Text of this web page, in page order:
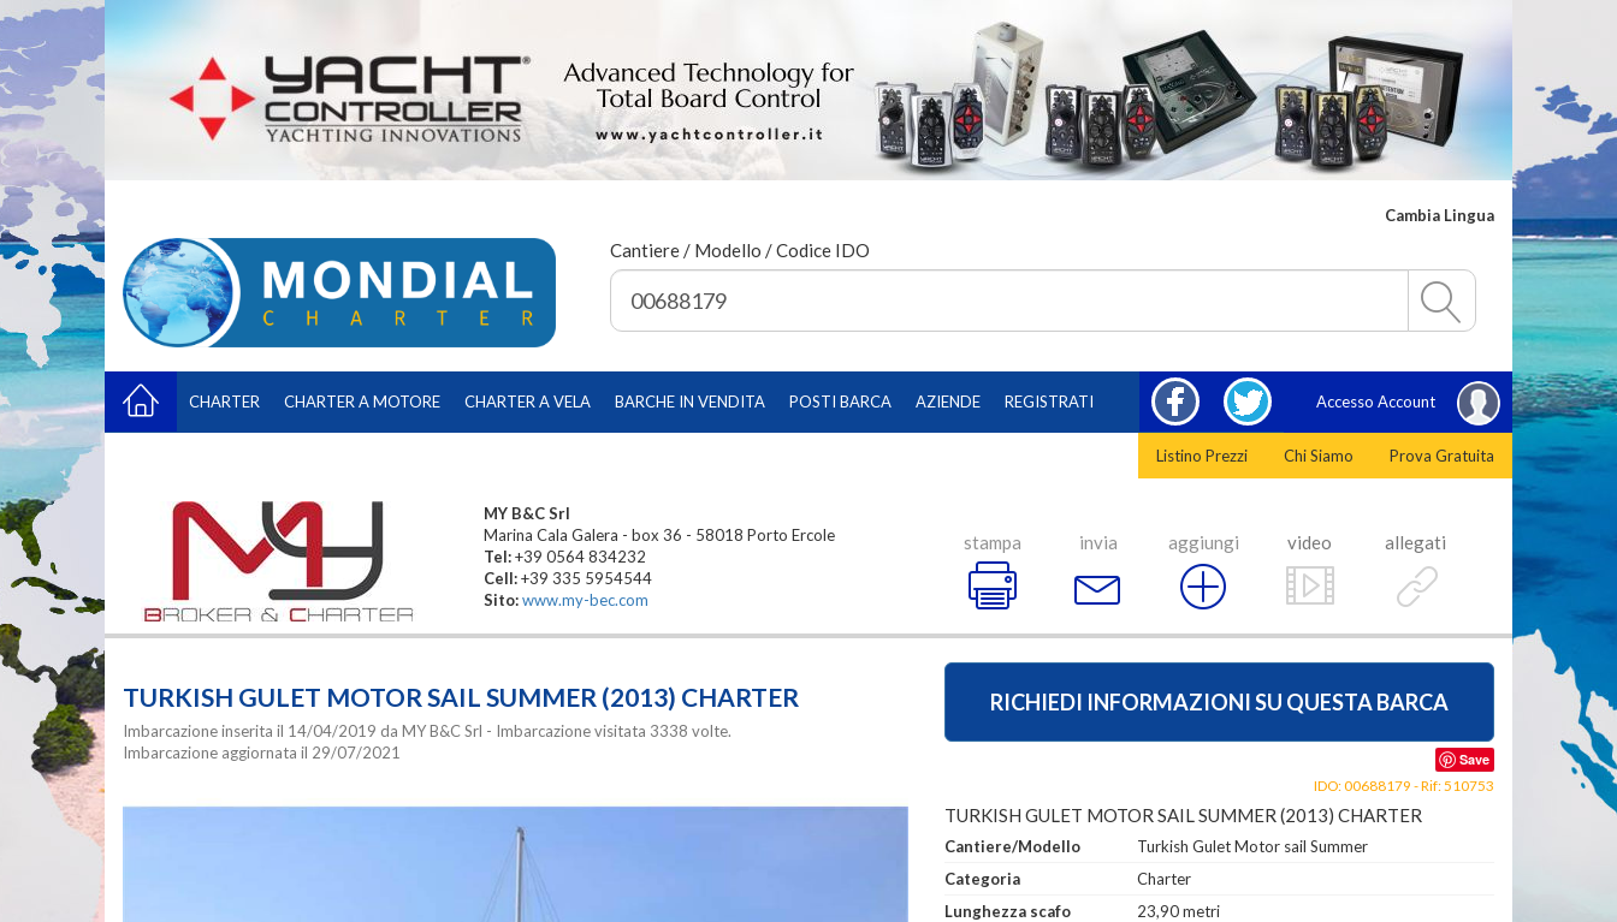
Cambia Lingua
Cantiere / Modello / Codice IDO
CHARTER CHARTER A MOTORE CHARTER A VELA BARCHE IN VENDITA POSTI BARCA AZIENDE REGISTRATI Accesso Account
FACEBOOKTWITTER
Listino Prezzi Chi Siamo Prova Gratuita
MY B&C Srl
Marina Cala Galera - box 36 - 58018 Porto Ercole
Tel:+39 0564 834232
Cell:+39 335 5954544
Sito:www.my-bec.com
stampa invia aggiungi video allegati
TURKISH GULET MOTOR SAIL SUMMER (2013) CHARTER
Imbarcazione inserita il 14/04/2019 da MY B&C Srl - Imbarcazione visitata 3338 volte.
Imbarcazione aggiornata il 29/07/2021
RICHIEDI INFORMAZIONI SU QUESTA BARCA
Save
IDO: 00688179 - Rif: 510753
TURKISH GULET MOTOR SAIL SUMMER (2013) CHARTER
Cantiere/Modello
Turkish Gulet Motor sail Summer
Categoria
Charter
Lunghezza scafo
23,90 metri